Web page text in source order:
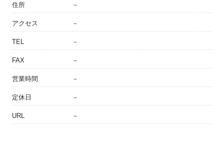
住所 －
アクセス －
TEL －
FAX －
営業時間 －
定休日 －
URL －